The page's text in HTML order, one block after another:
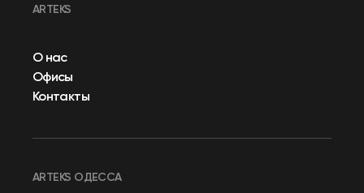
ARTEKS
О нас
Офисы
Контакты
ARTEKS ОДЕССА